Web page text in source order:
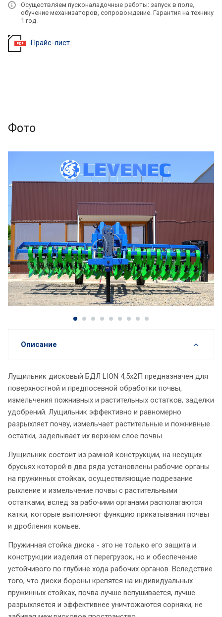
Осуществляем пусконаладочные работы: запуск в поле,
обучение механизаторов, сопровождение. Гарантия на технику
1 год.
Прайс-лист
Фото
Описание
Лущильник дисковый БДЛ LION 4,5х2П предназначен для
поверхностной и предпосевной обработки почвы,
измельчения пожнивных и растительных остатков, заделки
удобрений. Лущильник эффективно и равномерно
разрыхляет почву, измельчает растительные и пожнивные
остатки, заделывает их верхнем слое почвы.
Лущильник состоит из рамной конструкции, на несущих
брусьях которой в два ряда установлены рабочие органы
на пружинных стойках, осуществляющие подрезание
рыхление и измельчение почвы с растительными
остатками, вслед за рабочими органами располагаются
катки, которые выполняют функцию прикатывания почвы
и дробления комьев.
Пружинная стойка диска - это не только его защита и
конструкции изделия от перегрузок, но и обеспечение
устойчивого по глубине хода рабочих органов. Вследствие
того, что диски бороны крепятся на индивидуальных
пружинных стойках, почва лучше вспушивается, лучше
разрыхляется и эффективнее уничтожаются сорняки, не